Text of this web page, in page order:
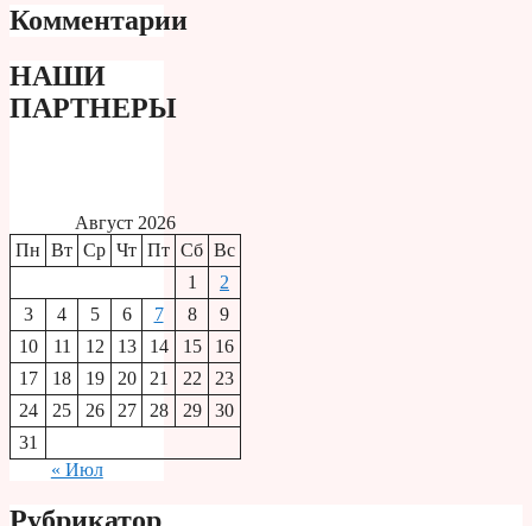
Комментарии
НАШИ
ПАРТНЕРЫ
Август 2026
Пн Вт Ср Чт Пт Сб Вс
1
2
3
4 5 6 7 8
9
10
11 12 13 14 15
16
17
18 19 20 21 22
23
24
25 26 27 28 29
30
31
« Июл